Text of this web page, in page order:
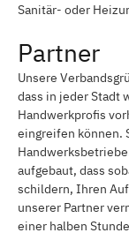
Sanitär- oder
Partner
Unsere
dass in jeder Stadt
Handwerkprofis
eingreifen können.
aufgebaut, dass
schildern, Ihren
unserer Partner
einer halben